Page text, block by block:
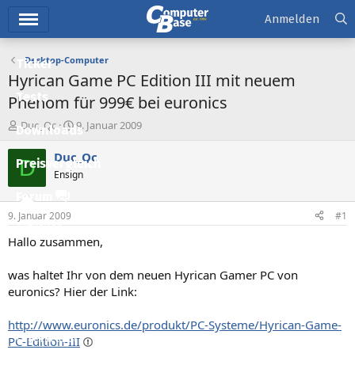
Ticker
Tests
Downloads
Preisvergleich
Forum
Aktuelles
Neue Beiträge
Leserartikel
Anmelden
Desktop-Computer
Hyrican Game PC Edition III mit neuem
Phenom für 999€ bei euronics
E
r
s
t
e
r
Duc_Qc
E
r
s
t
e
t
a
9. Januar 2009
D Duc_Qc
Ensign
9. Januar 2009 #1
Hallo zusammen,
was haltet Ihr von dem neuen Hyrican Gamer PC von
euronics? Hier der Link:
http://www.euronics.de/produkt/PC-Systeme/Hyrican-Game-
PC-Edition-III